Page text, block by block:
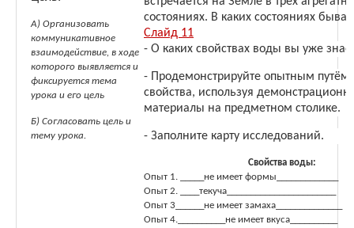
А) Организовать
коммуникативное
взаимодействие, в ходе
которого выявляется и
фиксируется тема
урока и его цель
Б) Согласовать цель и
тему урока.
состояниях. В каких состояниях
Слайд 11
- О каких свойствах воды вы уже
- Продемонстрируйте опытным путём
свойства, используя
материалы на предметном столике.
- Заполните карту исследований.
Свойства воды:
Опыт 1. _____не имеет формы_____________
Опыт 2. ____текуча_______________________
Опыт 3______не имеет замаха______________
Опыт 4.__________не имеет вкуса__________